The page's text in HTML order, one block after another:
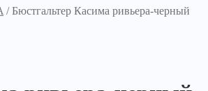
/Бюстгальтер Касима ривьера-черный